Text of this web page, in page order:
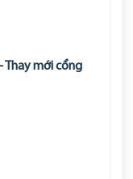
Thay mới cổng